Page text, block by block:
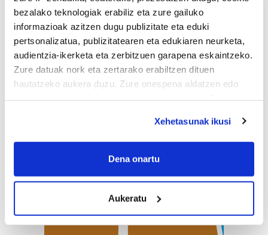
bezalako teknologiak erabiliz eta zure gailuko
informazioak azitzen dugu publizitate eta eduki
pertsonalizatua, publizitatearen eta edukiaren neurketa,
audientzia-ikerketa eta zerbitzuen garapena eskaintzeko.
Zure datuak nork eta zertarako erabiltzen dituen
hautatzeko aukera duzu. Zure onespena aldatzen edo
If you allow, we would also like to:
Collect information about your geographical
meters
Identify your device by actively scanning it for
specific characteristics (fingerprinting)
Find out more about how your personal data is processed
Xehetasunak ikusi
Dena onartu
Aukeratu